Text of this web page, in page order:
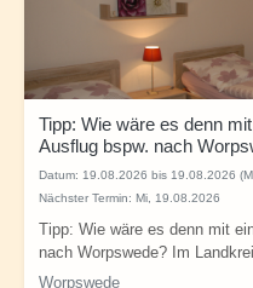
Tipp: Wie wäre es denn
Ausflug bspw. nach
Datum: 19.08.2026 bis 19.08.2026
Nächster Termin: Mi, 19.08.2026
Tipp: Wie wäre es denn mit
nach Worpswede? Im
Gemeinden Grasberg,...
Worpswede